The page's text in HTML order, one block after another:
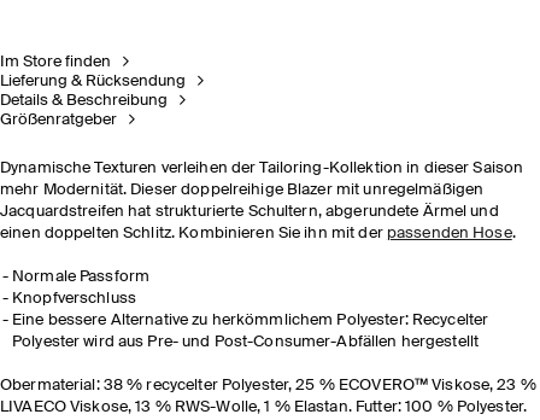
Im Store finden
Lieferung & Rücksendung
Details & Beschreibung
Größenratgeber
Dynamische Texturen verleihen der Tailoring-Kollektion in dieser Saison
mehr Modernität. Dieser doppelreihige Blazer mit unregelmäßigen
Jacquardstreifen hat strukturierte Schultern, abgerundete Ärmel und
einen doppelten Schlitz. Kombinieren Sie ihn mit der passenden Hose.
Normale Passform
Knopfverschluss
Eine bessere Alternative zu herkömmlichem Polyester: Recycelter
Polyester wird aus Pre- und Post-Consumer-Abfällen hergestellt​
Obermaterial: 38 % recycelter Polyester, 25 % ECOVERO™ Viskose, 23 %
LIVAECO Viskose, 13 % RWS-Wolle, 1 % Elastan. Futter: 100 % Polyester.